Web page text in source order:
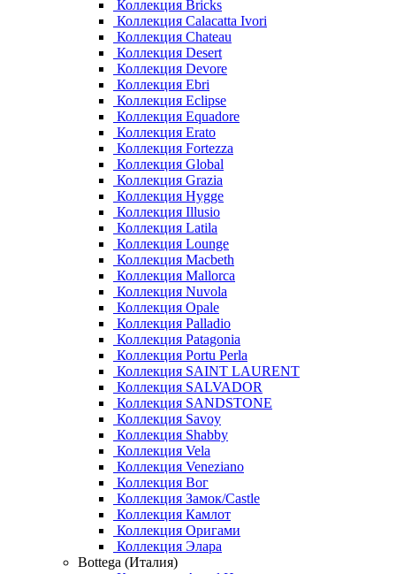
Коллекция Bricks
Коллекция Calacatta Ivori
Коллекция Chateau
Коллекция Desert
Коллекция Devore
Коллекция Ebri
Коллекция Eclipse
Коллекция Equadore
Коллекция Erato
Коллекция Fortezza
Коллекция Global
Коллекция Grazia
Коллекция Hygge
Коллекция Illusio
Коллекция Latila
Коллекция Lounge
Коллекция Macbeth
Коллекция Mallorca
Коллекция Nuvola
Коллекция Opale
Коллекция Palladio
Коллекция Patagonia
Коллекция Portu Perla
Коллекция SAINT LAURENT
Коллекция SALVADOR
Коллекция SANDSTONE
Коллекция Savoy
Коллекция Shabby
Коллекция Vela
Коллекция Veneziano
Коллекция Вог
Коллекция Замок/Castle
Коллекция Камлот
Коллекция Оригами
Коллекция Элара
Bottega (Италия)